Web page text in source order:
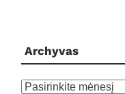
Archyvas
Archyvas